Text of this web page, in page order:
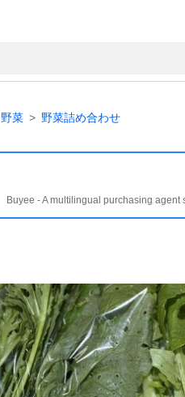
野菜 野菜詰め合わせ
Buyee - A multilingual purchasing